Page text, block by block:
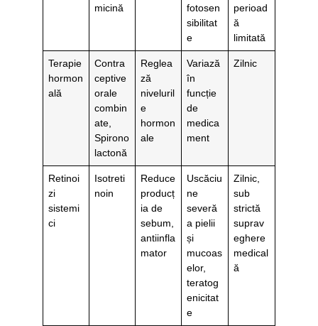
micină
fotosen
sibilitat
e
perioad
ă
limitată
Terapie
hormon
ală
Contra
ceptive
orale
combin
ate,
Spirono
lactonă
Reglea
ză
niveluril
e
hormon
ale
Variază
în
funcție
de
medica
ment
Zilnic
Retinoi
zi
sistemi
ci
Isotreti
noin
Reduce
producț
ia de
sebum,
antiinfla
mator
Uscăciu
ne
severă
a pielii
și
mucoas
elor,
teratog
enicitat
e
Zilnic,
sub
strictă
suprav
eghere
medical
ă